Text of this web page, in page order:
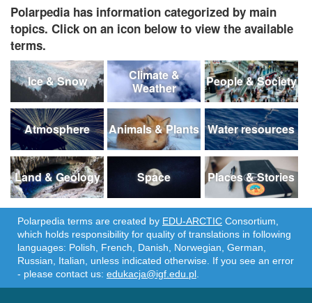
Polarpedia has information categorized by main
topics. Click on an icon below to view the available
terms.
Ice & Snow
Climate &
Weather
People & Society
Atmosphere Animals & Plants Water resources
Land & Geology Space Places & Stories
Polarpedia terms are created by EDU-ARCTIC Consortium,
which holds responsibility for quality of translations in following
languages: Polish, French, Danish, Norwegian, German,
Russian, Italian, unless indicated otherwise. If you see an error
- please contact us: edukacja@igf.edu.pl